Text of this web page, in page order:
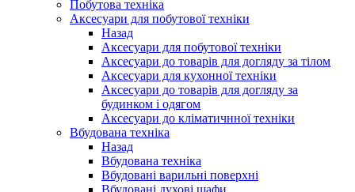
Побутова техніка
Аксесуари для побутової техніки
Назад
Аксесуари для побутової техніки
Аксесуари до товарів для догляду за тілом
Аксесуари для кухонної техніки
Аксесуари до товарів для догляду за
будинком і одягом
Аксесуари до кліматичнної техніки
Вбудована техніка
Назад
Вбудована техніка
Вбудовані варильні поверхні
Вбудовані духові шафи